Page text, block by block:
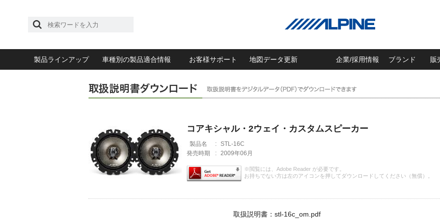
製品ラインアップ 車種別の製品適合情報 お客様サポート 地図データ更新 企業/採用情報 ブランド 販
コアキシャル・2ウェイ・カスタムスピーカー
製品名 : STL-16C
発売時期
: 2009年06月
※閲覧には、Adobe Reader が必要です。
お持ちでない方は左のアイコンを押してダウンロードしてください（無償）。
取扱説明書：stl-16c_om.pdf